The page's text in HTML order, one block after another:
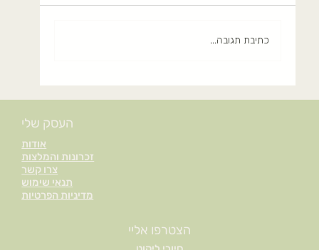
כתיבת תגובה...
אודות
זכרונות והמלצות
צרו קשר
תנאי שימוש
מדיניות הפרטיות
העסק שלי
הצטרפו אליי